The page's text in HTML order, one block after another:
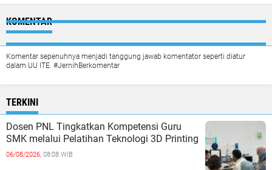
KOMENTAR
Komentar sepenuhnya menjadi tanggung jawab komentator seperti diatur
dalam UU ITE. #JernihBerkomentar
TERKINI
Dosen PNL Tingkatkan Kompetensi Guru
SMK melalui Pelatihan Teknologi 3D Printing
06/08/2026, 08:08 WIB